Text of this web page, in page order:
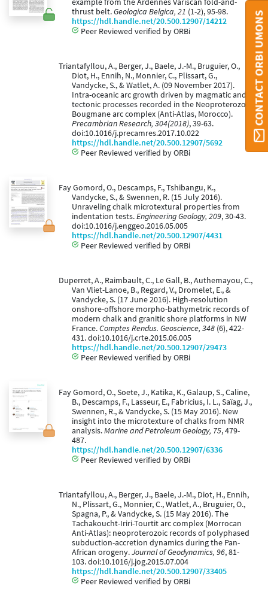
thrust belt.Geologica Belgica, 21 (1-2), 95-98.
https://hdl.handle.net/20.500.12907/14212
Peer Reviewed verified by ORBi
Triantafyllou, A., Berger, J., Baele, J.-M., Bruguier, O.,
Diot, H., Ennih, N., Monnier, C., Plissart, G.,
Vandycke, S., & Watlet, A. (09 November 2017).
Intra-oceanic arc growth driven by magmatic and
tectonic processes recorded in the Neoproterozoic
Bougmane arc complex (Anti-Atlas, Morocco).
Precambrian Research, 304(2018), 39-63.
doi:10.1016/j.precamres.2017.10.022
https://hdl.handle.net/20.500.12907/5692
Peer Reviewed verified by ORBi
Fay Gomord, O., Descamps, F., Tshibangu, K.,
Vandycke, S., & Swennen, R. (15 July 2016).
Unraveling chalk microtextural properties from
indentation tests.Engineering Geology, 209, 30-43.
doi:10.1016/j.enggeo.2016.05.005
https://hdl.handle.net/20.500.12907/4431
Peer Reviewed verified by ORBi
Duperret, A., Raimbault, C., Le Gall, B., Authemayou, C.,
Van Vliet-Lanoe, B., Regard, V., Dromelet, E., &
Vandycke, S. (17 June 2016). High-resolution
onshore-offshore morpho-bathymetric records of
modern chalk and granitic shore platforms in NW
France.Comptes Rendus. Geoscience, 348 (6), 422-
431. doi:10.1016/j.crte.2015.06.005
https://hdl.handle.net/20.500.12907/29473
Peer Reviewed verified by ORBi
Fay Gomord, O., Soete, J., Katika, K., Galaup, S., Caline,
B., Descamps, F., Lasseur, E., Fabricius, I. L., Saïag, J.,
Swennen, R., & Vandycke, S. (15 May 2016). New
insight into the microtexture of chalks from NMR
analysis.Marine and Petroleum Geology, 75, 479-
487.
https://hdl.handle.net/20.500.12907/6336
Peer Reviewed verified by ORBi
Triantafyllou, A., Berger, J., Baele, J.-M., Diot, H., Ennih,
N., Plissart, G., Monnier, C., Watlet, A., Bruguier, O.,
Spagna, P., & Vandycke, S. (15 May 2016). The
Tachakoucht-Iriri-Tourtit arc complex (Morrocan
Anti-Atlas): neoproterozoic records of polyphased
subduction-accretion dynamics during the Pan-
African orogeny.Journal of Geodynamics, 96, 81-
103. doi:10.1016/j.jog.2015.07.004
https://hdl.handle.net/20.500.12907/33405
Peer Reviewed verified by ORBi
CONTACT ORBI UMONS